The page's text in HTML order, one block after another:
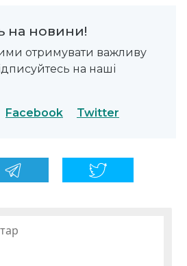
на новини!
отримувати важливу
на наші
Facebook Twitter